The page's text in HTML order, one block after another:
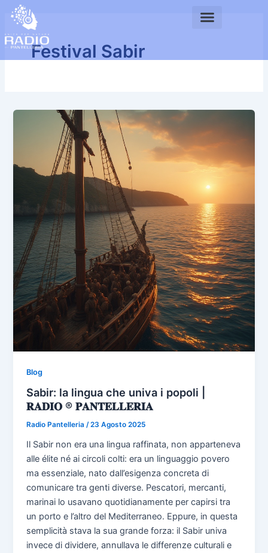
contenuto
Festival Sabir
Blog
Sabir: la lingua che univa i popoli |
𝐑𝐀𝐃𝐈𝐎 ® 𝐏𝐀𝐍𝐓𝐄𝐋𝐋𝐄𝐑𝐈𝐀
Radio Pantelleria/23 Agosto 2025
Il Sabir non era una lingua raffinata, non apparteneva
alle élite né ai circoli colti: era un linguaggio povero
ma essenziale, nato dall’esigenza concreta di
comunicare tra genti diverse. Pescatori, mercanti,
marinai lo usavano quotidianamente per capirsi tra
un porto e l’altro del Mediterraneo. Eppure, in questa
semplicità stava la sua grande forza: il Sabir univa
invece di dividere, annullava le differenze culturali e